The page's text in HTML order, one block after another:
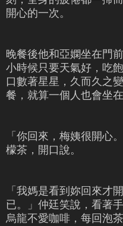
開心的一次。
晚餐後他和亞嫻坐在門
小時候只要天氣好，吃
口數著星星，久而久之
餐，就算一個人也會坐
「你回來，梅姨很開心
檬茶，開口說。
「我媽是看到妳回來才
已。」仲廷笑說，看著
烏龍不愛咖啡，每回泡